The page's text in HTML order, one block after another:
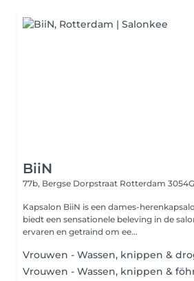
BiiN
77b, Bergse Dorpstraat Rotterdam
Kapsalon BiiN is een dames-
biedt een sensationele beleving in de
ervaren en getraind om ee...
Vrouwen - Wassen, knippen &
Vrouwen - Wassen, knippen &